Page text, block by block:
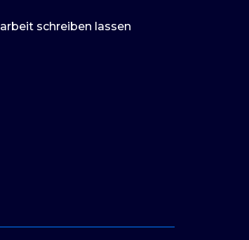
arbeit schreiben lassen